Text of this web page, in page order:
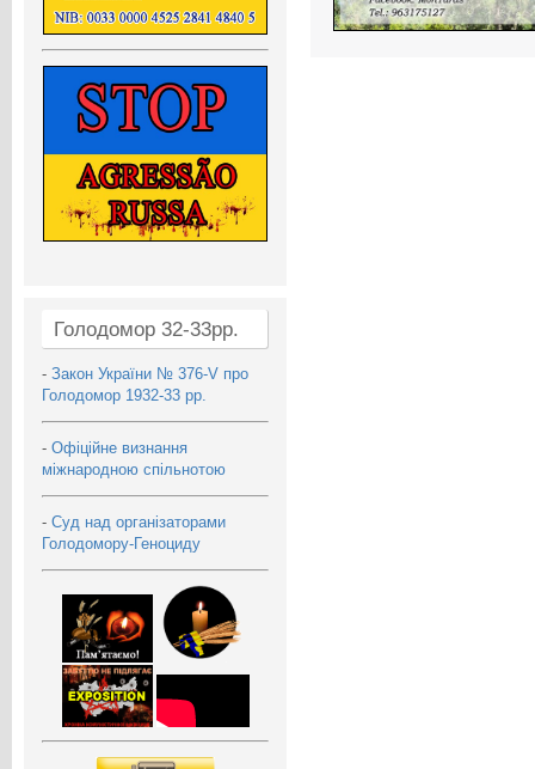
Голодомор 32-33рр.
- Закон України № 376-V про
Голодомор 1932-33 рр.
- Офіційне визнання
міжнародною спільнотою
- Суд над організаторами
Голодомору-Геноциду